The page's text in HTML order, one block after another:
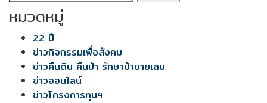
for:
หมวดหมู่
22 ปี
ข่าวกิจกรรมเพื่อสังคม
ข่าวคืนดิน คืนป่า รักษาป่าชายเลน
ข่าวออนไลน์
ข่าวโครงการทุนฯ